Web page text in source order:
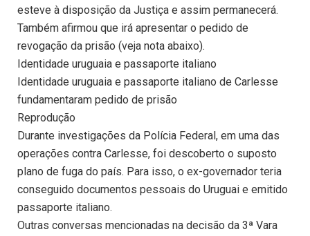
esteve à disposição da Justiça e assim permanecerá.
Também afirmou que irá apresentar o pedido de
revogação da prisão (veja nota abaixo).
Identidade uruguaia e passaporte italiano
Identidade uruguaia e passaporte italiano de Carlesse
fundamentaram pedido de prisão
Reprodução
Durante investigações da Polícia Federal, em uma das
operações contra Carlesse, foi descoberto o suposto
plano de fuga do país. Para isso, o ex-governador teria
conseguido documentos pessoais do Uruguai e emitido
passaporte italiano.
Outras conversas mencionadas na decisão da 3ª Vara